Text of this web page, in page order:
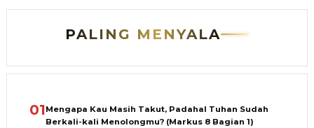
PALING MENYALA
01Mengapa Kau Masih Takut, Padahal Tuhan Sudah
Berkali-kali Menolongmu? (Markus 8 Bagian 1)